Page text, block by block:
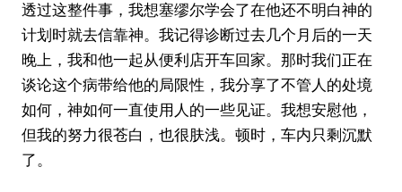
透过这整件事，我想塞缪尔学会了在他还不明白神的
计划时就去信靠神。我记得诊断过去几个月后的一天
晚上，我和他一起从便利店开车回家。那时我们正在
谈论这个病带给他的局限性，我分享了不管人的处境
如何，神如何一直使用人的一些见证。我想安慰他，
但我的努力很苍白，也很肤浅。顿时，车内只剩沉默
了。